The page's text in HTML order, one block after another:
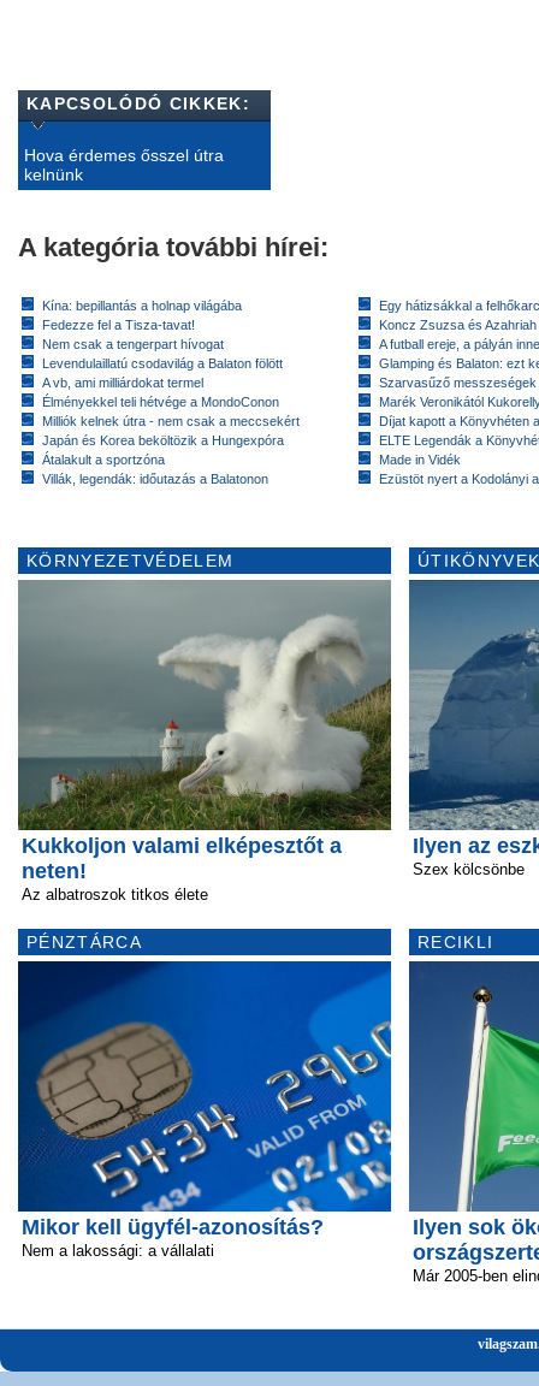
KAPCSOLÓDÓ CIKKEK:
Hova érdemes ősszel útra
kelnünk
A kategória további hírei:
Kína: bepillantás a holnap világába
Fedezze fel a Tisza-tavat!
Nem csak a tengerpart hívogat
Levendulaillatú csodavilág a Balaton fölött
A vb, ami milliárdokat termel
Élményekkel teli hétvége a MondoConon
Milliók kelnek útra - nem csak a meccsekért
Japán és Korea beköltözik a Hungexpóra
Átalakult a sportzóna
Villák, legendák: időutazás a Balatonon
Egy hátizsákkal a
Koncz Zsuzsa és
A futball ereje, a pályán
Glamping és Balaton: ezt
Szarvasűző messzeségek
Marék Veronikától
Díjat kapott a Könyvhéten
ELTE Legendák a
Made in Vidék
Ezüstöt nyert a Kodolányi
KÖRNYEZETVÉDELEM
Kukkoljon valami elképesztőt a
neten!
Az albatroszok titkos élete
PÉNZTÁRCA
Mikor kell ügyfél-azonosítás?
Nem a lakossági: a vállalati
Ilyen az
Szex kölcsönbe
RECIKLI
Ilyen sok
Már 2005-ben